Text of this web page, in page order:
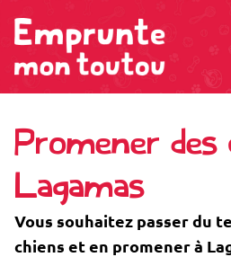
Promener des
Lagamas
Vous souhaitez passer du
chiens et en promener à